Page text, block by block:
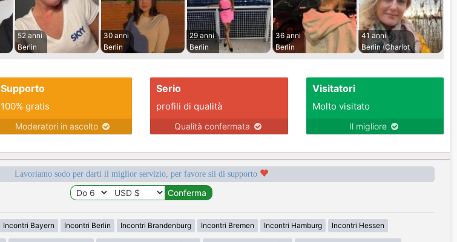
52 anni
Berlin
30 anni
Berlin
29 anni
Berlin
36 anni
Berlin
41 anni
Berlin (Charlot
Supporto
100% gratis
Moderatori in ascolto
Serio
profili di qualità
Qualità confermata
Visitatori
Molto visitato
Il migliore
Lavoriamo sodo per darti il miglior servizio, per favore sii di supporto
Incontri Bayern Incontri Berlin Incontri Brandenburg Incontri Bremen Incontri Hamburg Incontri Hessen